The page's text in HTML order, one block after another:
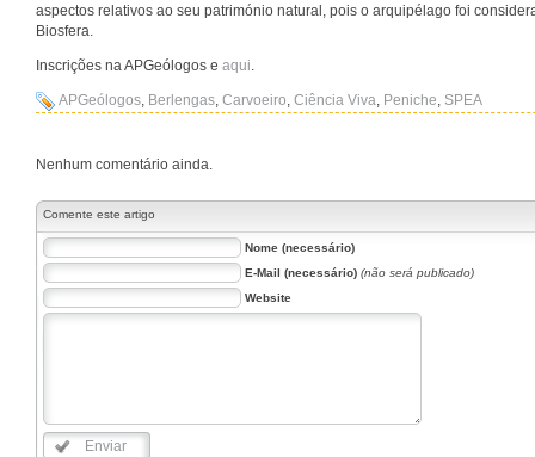
aspectos relativos ao seu património natural, pois o arquipélago foi
Biosfera.
Inscrições na APGeólogos e aqui.
APGeólogos, Berlengas, Carvoeiro, Ciência Viva, Peniche, SPEA
Nenhum comentário ainda.
Comente este artigo
Nome (necessário)
E-Mail (necessário) (não será publicado)
Website
Enviar